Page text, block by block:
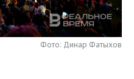
Фото: Динар Фатыхов